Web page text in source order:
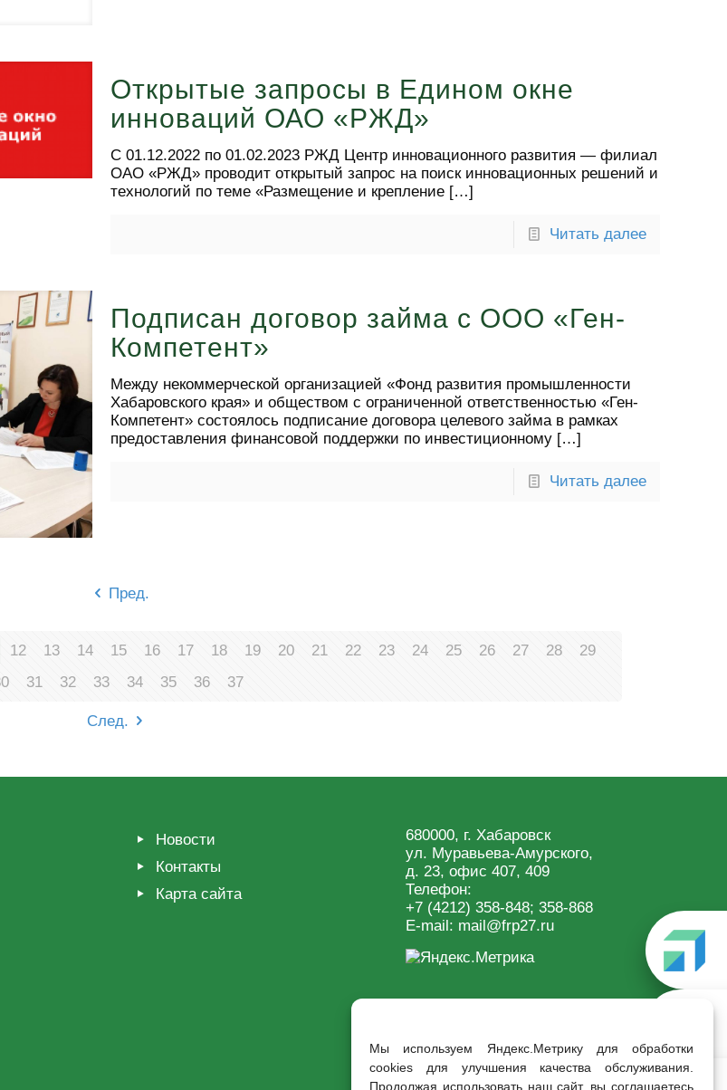
Мы используем Яндекс.Метрику для обработки
cookies для улучшения качества обслуживания.
Продолжая использовать наш сайт, вы соглашаетесь
Открытые запросы в Едином окне
инноваций ОАО «РЖД»
С 01.12.2022 по 01.02.2023 РЖД Центр инновационного развития — филиал
ОАО «РЖД» проводит открытый запрос на поиск инновационных решений и
технологий по теме «Размещение и крепление[…]
Читать далее
Подписан договор займа с ООО «Ген-
Компетент»
Между некоммерческой организацией «Фонд развития промышленности
Хабаровского края» и обществом с ограниченной ответственностью «Ген-
Компетент» состоялось подписание договора целевого займа в рамках
предоставления финансовой поддержки по инвестиционному[…]
Читать далее
Пред.
12 13 14 15 16 17 18 19 20 21 22 23 24 25 26 27 28
29
31 32 33 34 35 36 37
След.
Новости
Контакты
Карта сайта
680000, г. Хабаровск
ул. Муравьева-Амурского,
д. 23, офис 407, 409
Телефон:
+7 (4212) 358-848; 358-868
E-mail: mail@frp27.ru